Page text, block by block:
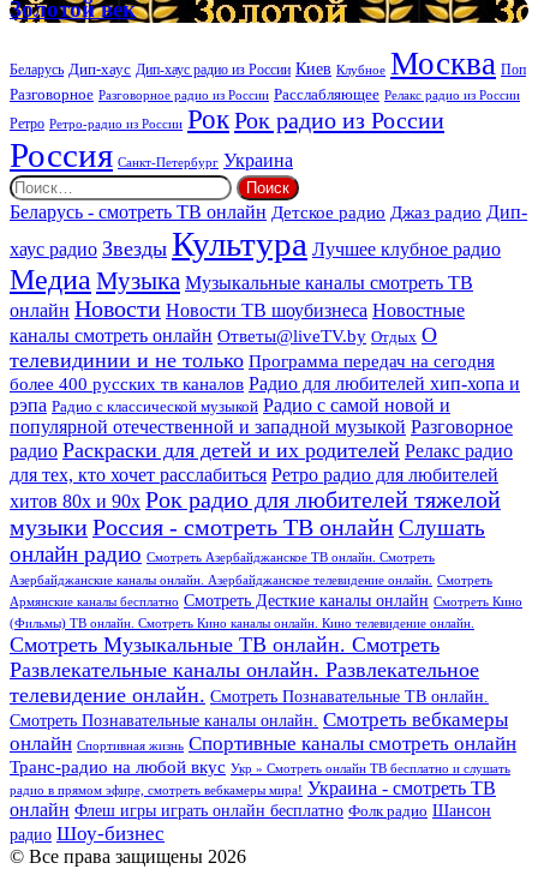
Золотой
век
Золотой век
Беларусь Дип-хаус Дип-хаус радио из России Киев Клубное Москва Поп
Разговорное Разговорное радио из России Расслабляющее Релакс радио из России
Ретро Ретро-радио из России РокРок радио из России
Россия Санкт-Петербург Украина
Найти:
Беларусь - смотреть ТВ онлайн Детское радио Джаз радио Дип-
хаус радио Звезды Культура Лучшее клубное радио
Медиа Музыка Музыкальные каналы смотреть ТВ
онлайн Новости Новости ТВ шоубизнеса Новостные
каналы смотреть онлайн Ответы@liveTV.by Отдых О
телевидинии и не только Программа передач на сегодня
более 400 русских тв каналов Радио для любителей хип-хопа и
рэпа Радио с классической музыкой Радио с самой новой и
популярной отечественной и западной музыкой Разговорное
радио Раскраски для детей и их родителей Релакс радио
для тех, кто хочет расслабиться Ретро радио для любителей
хитов 80х и 90х Рок радио для любителей тяжелой
музыкиРоссия - смотреть ТВ онлайнСлушать
онлайн радио Смотреть Азербайджанское ТВ онлайн. Смотреть
Азербайджанские каналы онлайн. Азербайджанское телевидение онлайн.
Смотреть
Армянские каналы бесплатно Смотреть Десткие каналы онлайн Смотреть Кино
(Фильмы) ТВ онлайн. Смотреть Кино каналы онлайн. Кино телевидение онлайн.
Смотреть Музыкальные ТВ онлайн. Смотреть
Развлекательные каналы онлайн. Развлекательное
телевидение онлайн. Смотреть Познавательные ТВ онлайн.
Смотреть Познавательные каналы онлайн. Смотреть вебкамеры
онлайн Спортивная жизнь Спортивные каналы смотреть онлайн
Транс-радио на любой вкус Укр » Смотреть онлайн ТВ бесплатно и слушать
радио в прямом эфире, смотреть вебкамеры мира! Украина - смотреть ТВ
онлайн Флеш игры играть онлайн бесплатно Фолк радио Шансон
радио Шоу-бизнес
© Все права защищены 2026